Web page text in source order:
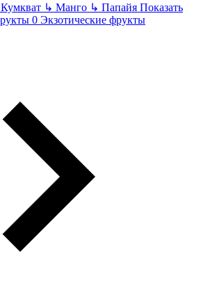
Кумкват ↳ Манго ↳ Папайя Показать
Экзотические фрукты